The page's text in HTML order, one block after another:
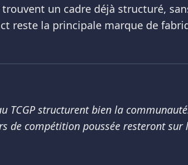
un cadre déjà structuré,
la principale marque de
TCGP structurent bien la
de compétition poussée resteront